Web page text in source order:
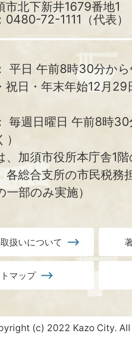
市北下新井1679番地1
0480-72-1111（代表）
平日 午前8時30分か
祝日・年末年始12月
毎週日曜日 午前8時
、加須市役所本庁舎1
各総合支所の市民税務
一部のみ実施）
扱いについて
マップ
(c) 2022 Kazo City.